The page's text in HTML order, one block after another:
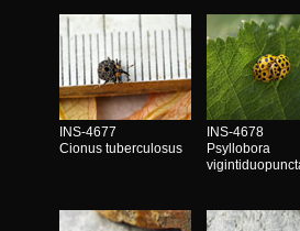
INS-4677
Cionus tuberculosus
INS-4678
Psyllobora